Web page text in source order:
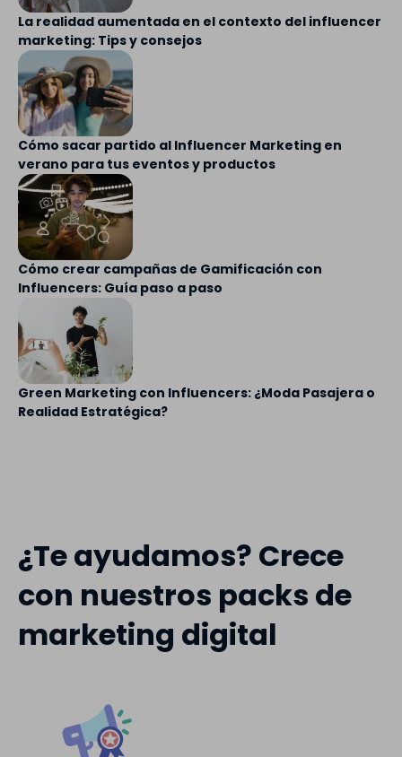
La realidad aumentada en el contexto del influencer
marketing: Tips y consejos
Cómo sacar partido al Influencer Marketing en
verano para tus eventos y productos
Cómo crear campañas de Gamificación con
Influencers: Guía paso a paso
Green Marketing con Influencers: ¿Moda Pasajera o
Realidad Estratégica?
¿Te ayudamos? Crece
con nuestros packs de
marketing digital